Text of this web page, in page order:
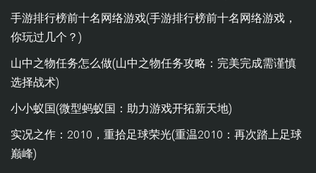
手游排行榜前十名网络游戏(手游排行榜前十名网络游戏，
你玩过几个？)
山中之物任务怎么做(山中之物任务攻略：完美完成需谨慎
选择战术)
小小蚁国(微型蚂蚁国：助力游戏开拓新天地)
实况之作：2010，重拾足球荣光(重温2010：再次踏上足球
巅峰)